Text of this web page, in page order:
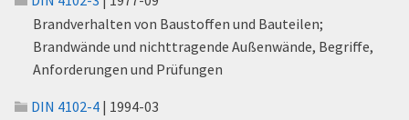
Brandverhalten von Baustoffen und Bauteilen;
Brandwände und nichttragende Außenwände, Begriffe,
Anforderungen und Prüfungen
DIN 4102-4 | 1994-03